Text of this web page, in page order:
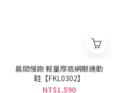
晨間慢跑 輕量厚底網眼運動
鞋【FKL0302】
NT$1,590